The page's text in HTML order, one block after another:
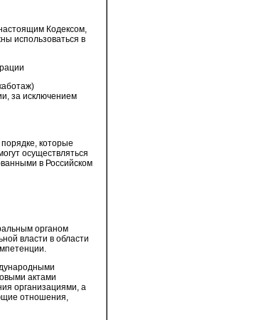
Кодексом,
использоваться в
за исключением
которые
осуществляться
в Российском
органом
власти в области
актами
организациями, а
отношения,